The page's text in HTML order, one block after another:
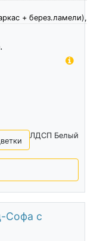
+ берез.ламели),
ЛДСП Белый
Софа с